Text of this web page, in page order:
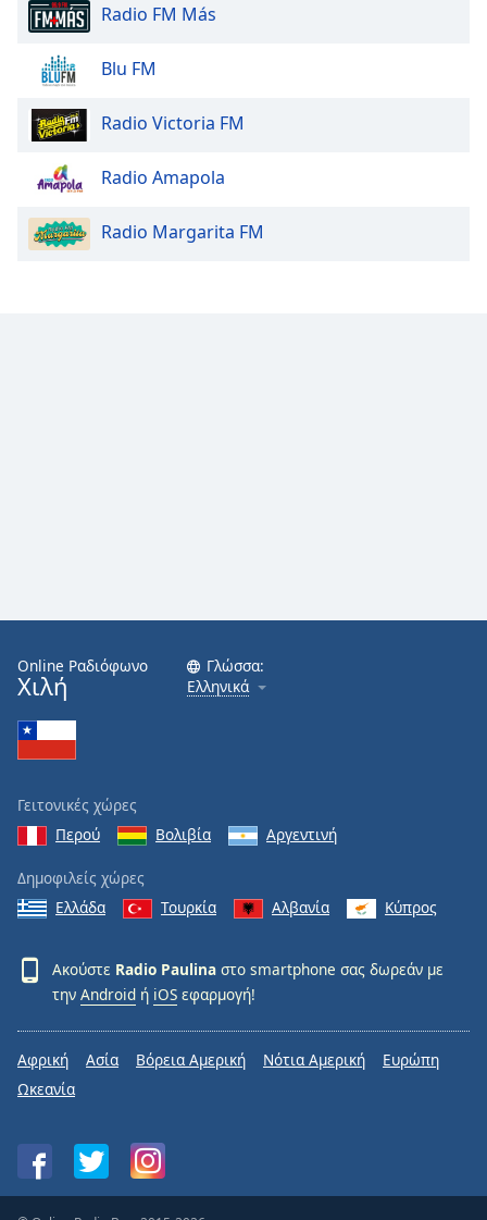
Radio FM Más
Blu FM
Radio Victoria FM
Radio Amapola
Radio Margarita FM
Online Ραδιόφωνο
Χιλή
Γλώσσα:
Ελληνικά
Γειτονικές χώρες
Περού
Βολιβία Αργεντινή
Δημοφιλείς χώρες
Ελλάδα
Τουρκία Αλβανία Κύπρος
Ακούστε Radio Paulina στο smartphone σας δωρεάν με
την Android ή iOS εφαρμογή!
Αφρική Ασία Βόρεια Αμερική Νότια Αμερική
Ευρώπη
Ωκεανία